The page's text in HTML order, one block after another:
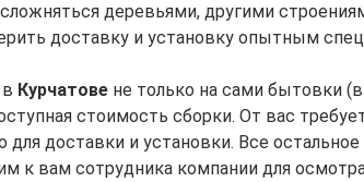
деревьями, другими
доставку и установку опытным
Курчатове не только на сами бытовки
стоимость сборки. От вас
доставки и установки. Все
к вам сотрудника компании для